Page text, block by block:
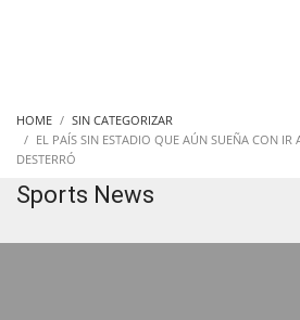
HOME
SIN CATEGORIZAR
EL PAÍS SIN ESTADIO QUE AÚN SUEÑA CON
DESTERRÓ
Sports News